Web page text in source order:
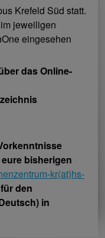
Krefeld Süd statt.
jeweiligen
eingesehen
das Online-
bisherigen
kr(at)hs-
den
in